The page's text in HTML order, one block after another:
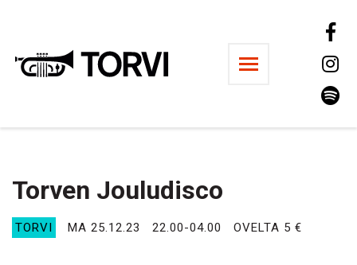
Ravintola Torvi
Torven Jouludisco
TORVI MA 25.12.23 22.00-04.00 OVELTA 5 €